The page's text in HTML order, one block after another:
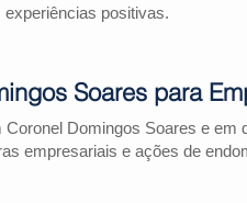
positivas.
Coronel Domingos Soares e
empresariais e ações de
Soares para